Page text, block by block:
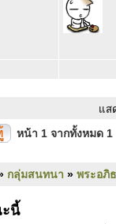
แส
หน้า 1 จากทั้งหมด 1
กลุ่มสนทนา » พระอภิ
นี้